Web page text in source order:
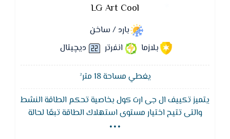
LG Art Cool
بارد / ساخن
بلازما
انفرتر ديچيتال
يغطي مساحة 18 متر²
يتميز تكييف ال جى ارت كول بخاصية تحكم الطاقة النشط
والتى تتيح اختيار مستوى استهلاك الطاقة تبعًا لحالة
الجو. استمتع بأجواء باردة ومريحة اثناء توفيرك للطاقة ,
...